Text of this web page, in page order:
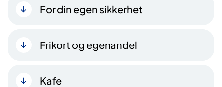
For din egen sikkerhet
Frikort og egenandel
Kafe